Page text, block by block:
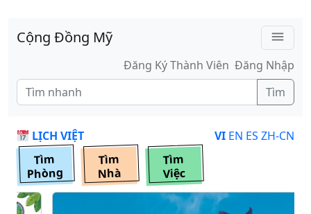
Cộng Đồng Mỹ
menu
Đăng Ký Thành Viên Đăng Nhập
Tìm
LỊCH VIỆT VI EN ES ZH-CN
Tìm
Phòng
Tìm
Nhà
Tìm
Việc